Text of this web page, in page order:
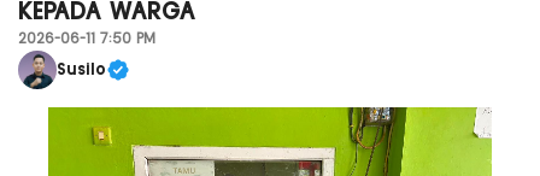
KEPADA WARGA
2026-06-11 7:50 PM
Susilo